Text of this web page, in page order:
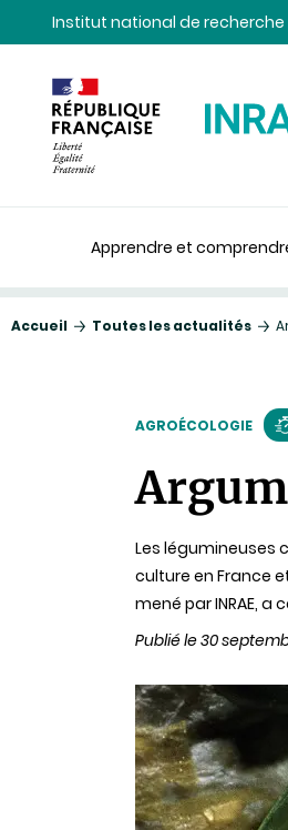
Contenu
Recherche
NavigationInstitut national de
Apprendre et
Accueil Toutes les actualités
AGROÉCOLOGIE
Les légumineuses
culture en France
mené par INRAE,
Publié le 30